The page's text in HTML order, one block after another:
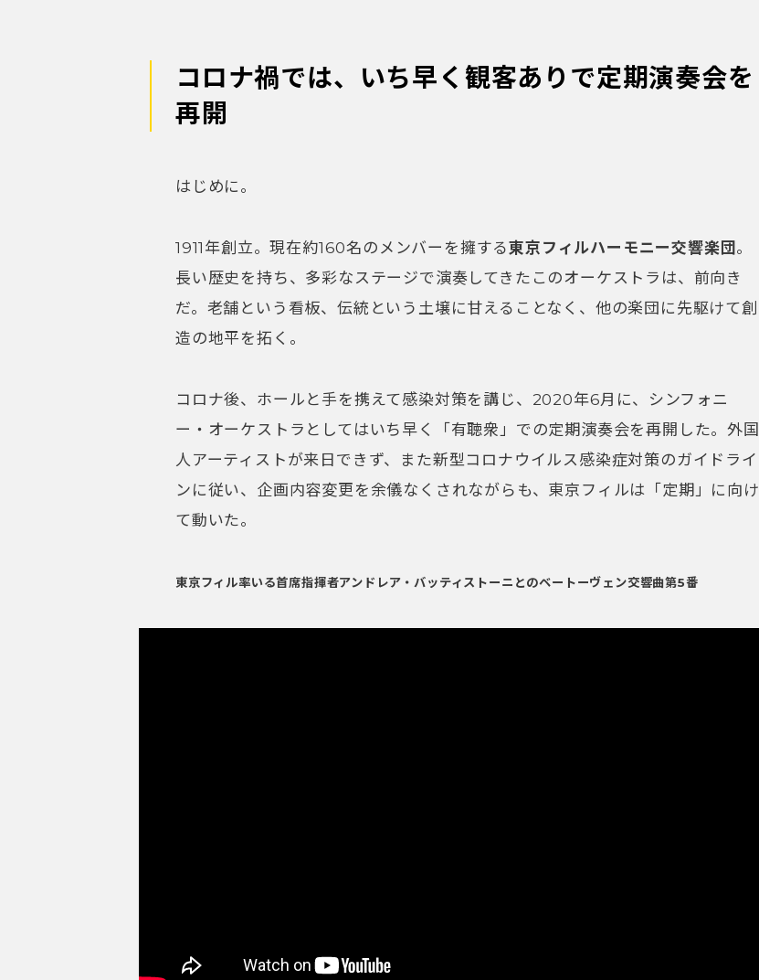
コロナ禍では、いち早く観客ありで定期演奏会を
再開
はじめに。
1911年創立。現在約160名のメンバーを擁する東京フィルハーモニー交響楽団 。
長い歴史を持ち、多彩なステージで演奏してきたこのオーケストラは、前向き
だ。老舗という看板、伝統という土壌に甘えることなく、他の楽団に先駆けて創
造の地平を拓く。
コロナ後、ホールと手を携えて感染対策を講じ、2020年6月に、シンフォニ
ー・オーケストラとしてはいち早く「有聴衆」での定期演奏会を再開した。外国
人アーティストが来日できず、また新型コロナウイルス感染症対策のガイドライ
ンに従い、企画内容変更を余儀なくされながらも、東京フィルは「定期」に向け
て動いた。
東京フィル率いる首席指揮者アンドレア・バッティストーニとのベートーヴェン交響曲第5番